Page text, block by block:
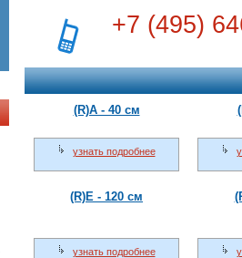
+7 (495)
(R)A - 40 см
узнать подробнее
(R)E - 120 см
узнать подробнее